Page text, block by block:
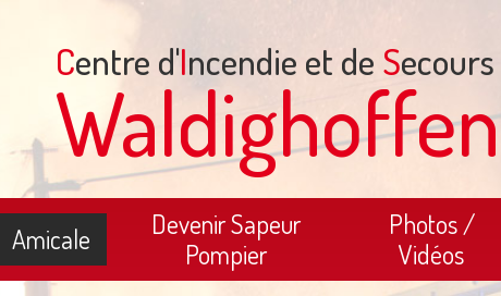
Centre d'Incendie et de Secours
Waldighoffen
Amicale
Devenir Sapeur
Pompier
Photos /
Vidéos